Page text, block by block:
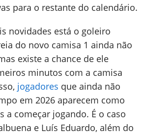
para o restante do calendário.
novidades está o goleiro
do novo camisa 1 ainda não
existe a chance de ele
minutos com a camisa
jogadores que ainda não
em 2026 aparecem como
a começar jogando. É o caso
e Luís Eduardo, além do